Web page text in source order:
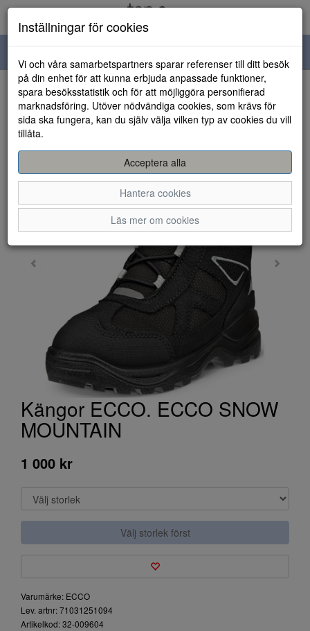
navigation
HEM
Kängor ECCO. ECCO SNOW
MOUNTAIN
1 000 kr
Välj storlek först
Varumärke: ECCO
Lev. artnr: 71031251094
Artikelkod: 32-009604
Inställningar för cookies
Vi och våra samarbetspartners sparar referenser till ditt besök
på din enhet för att kunna erbjuda anpassade funktioner,
spara besöksstatistik och för att möjliggöra personifierad
marknadsföring. Utöver nödvändiga cookies, som krävs för
sida ska fungera, kan du själv välja vilken typ av cookies du vill
tillåta.
Acceptera alla
Hantera cookies
Läs mer om cookies